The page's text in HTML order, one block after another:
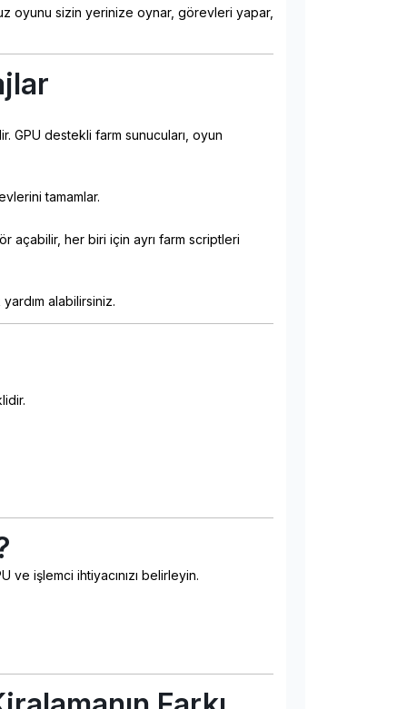
oyunu sizin yerinize oynar, görevleri yapar,
GPU destekli farm sunucuları, oyun
tamamlar.
açabilir, her biri için ayrı farm scriptleri
alabilirsiniz.
ve işlemci ihtiyacınızı belirleyin.